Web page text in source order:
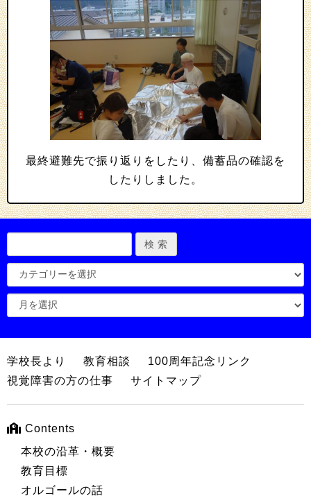
最終避難先で振り返りをしたり、備蓄品の確認を
したりしました。
学校長より 教育相談
100周年記念リンク
視覚障害の方の仕事
サイトマップ
Contents
本校の沿革・概要
教育目標
オルゴールの話